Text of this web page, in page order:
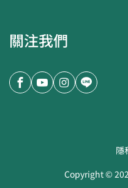
關注我們
Copyright ©